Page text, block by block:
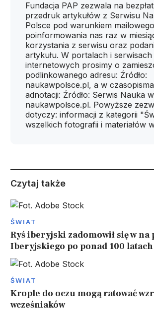
Fundacja PAP zezwala na
przedruk artykułów z Serwisu
Polsce pod warunkiem mailowego
poinformowania nas raz w
korzystania z serwisu oraz
artykułu. W portalach i serwisach
internetowych prosimy o
podlinkowanego adresu: Źródło:
naukawpolsce.pl, a w
adnotacji: Źródło: Serwis Nauka
naukawpolsce.pl. Powyższe
dotyczy: informacji z kategorii
wszelkich fotografii i materiałów
Czytaj także
ŚWIAT
Ryś iberyjski zadomowił się w na
Iberyjskiego po ponad 100
ŚWIAT
Krople do oczu mogą ratować
wcześniaków